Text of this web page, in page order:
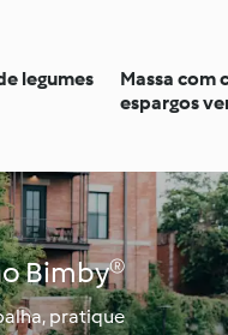
legumes
Massa com
espargos
Bimby®
pratique